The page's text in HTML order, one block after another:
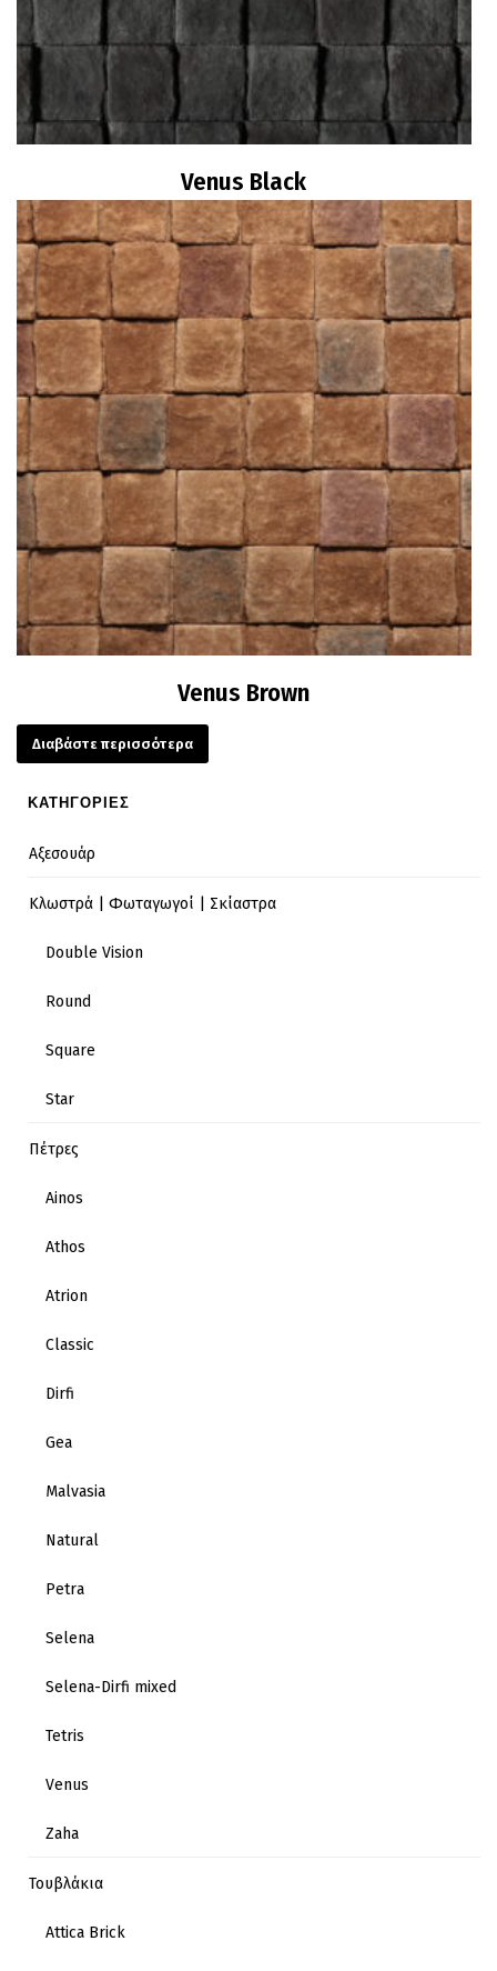
Venus Black
Διαβάστε περισσότερα
Venus Brown
Διαβάστε περισσότερα
ΚΑΤΗΓΟΡΙΕΣ
Αξεσουάρ
Κλωστρά | Φωταγωγοί | Σκίαστρα
Double Vision
Round
Square
Star
Πέτρες
Ainos
Athos
Atrion
Classic
Dirfi
Gea
Malvasia
Natural
Petra
Selena
Selena-Dirfi mixed
Tetris
Venus
Zaha
Τουβλάκια
Attica Brick